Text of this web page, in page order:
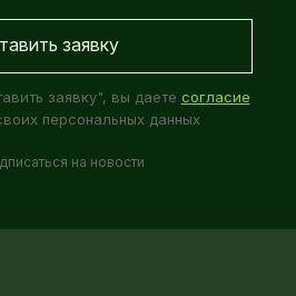
заявку", вы даете согласие
персональных данных
на новости